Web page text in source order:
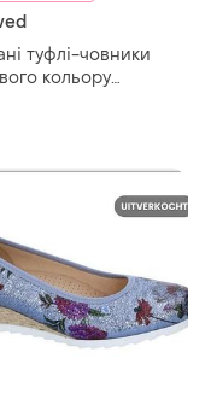
туфлі-човники
кольору
від бренду